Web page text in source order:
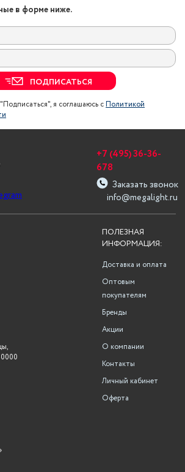
в форме ниже.
ПОДПИСАТЬСЯ
я соглашаюсь сПолитикой
info@megalight.ru
+7 (495) 36-36-
678
Заказать звонок
ПОЛЕЗНАЯ
ИНФОРМАЦИЯ:
Доставка и оплата
Оптовым
покупателям
Бренды
Акции
О компании
Контакты
Личный кабинет
Оферта